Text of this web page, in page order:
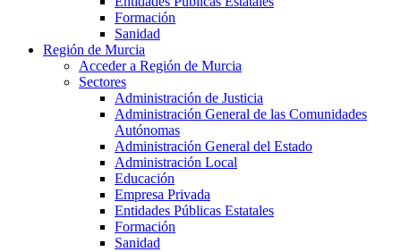
Formación
Sanidad
Región de Murcia
Acceder a Región de Murcia
Sectores
Administración de Justicia
Administración General de las Comunidades
Autónomas
Administración General del Estado
Administración Local
Educación
Empresa Privada
Entidades Públicas Estatales
Formación
Sanidad